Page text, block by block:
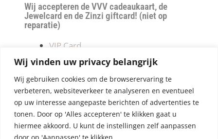
Wij vinden uw privacy belangrijk
Wij gebruiken cookies om de browserervaring te
verbeteren, websiteverkeer te analyseren en eventueel
op uw interesse aangepaste berichten of advertenties te
tonen. Door op 'Alles accepteren' te klikken gaat u
hiermee akkoord. U kunt de instellingen zelf aanpassen
door op 'Aanpassen' te klikken.
Wij accepteren de VVV cadeaukaart, de
Jewelcard en de Zinzi giftcard! (niet op
reparatie)
VIP Card
Retourneren
Betalen & verzendkosten
Privacy Policy
Algemene Voorwaarden